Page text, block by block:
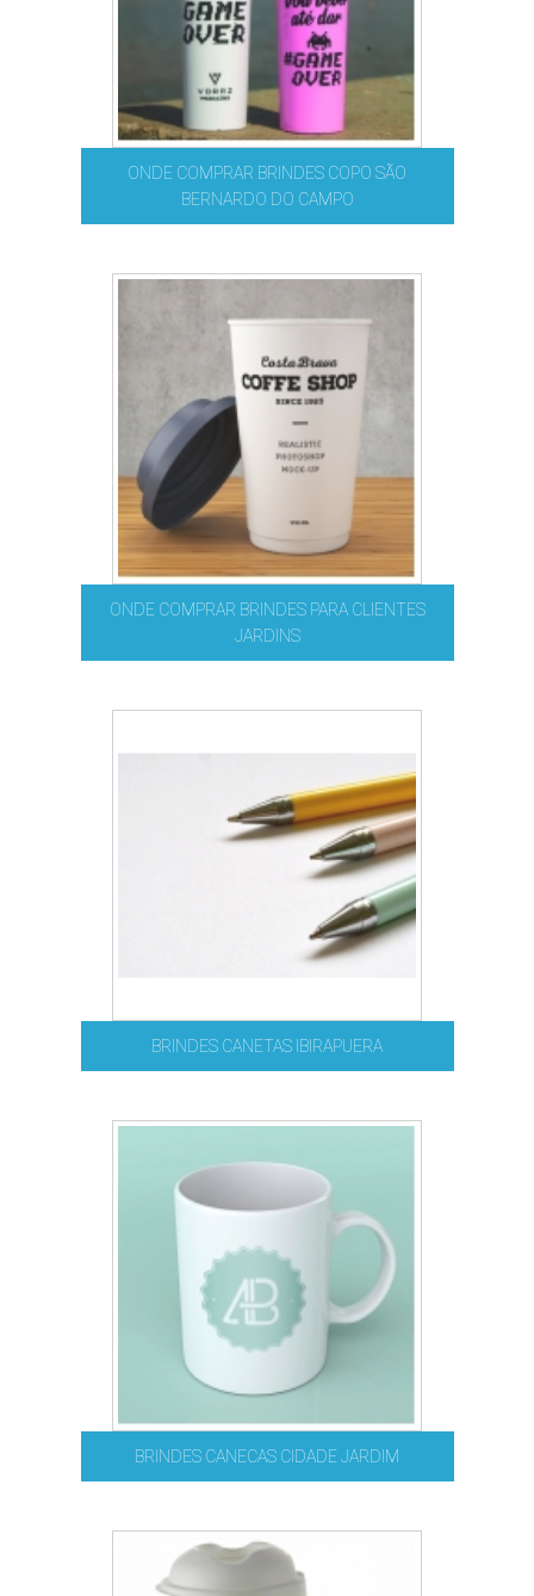
ONDE COMPRAR BRINDES COPO SÃO
BERNARDO DO CAMPO
ONDE COMPRAR BRINDES PARA CLIENTES
JARDINS
BRINDES CANETAS IBIRAPUERA
BRINDES CANECAS CIDADE JARDIM